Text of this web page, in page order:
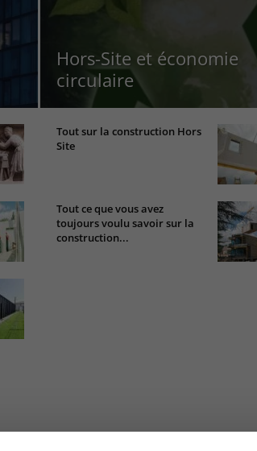
Hors-Site et économie
circulaire
Tout sur la construction Hors
Site
Tout ce que vous avez
toujours voulu savoir sur la
construction...